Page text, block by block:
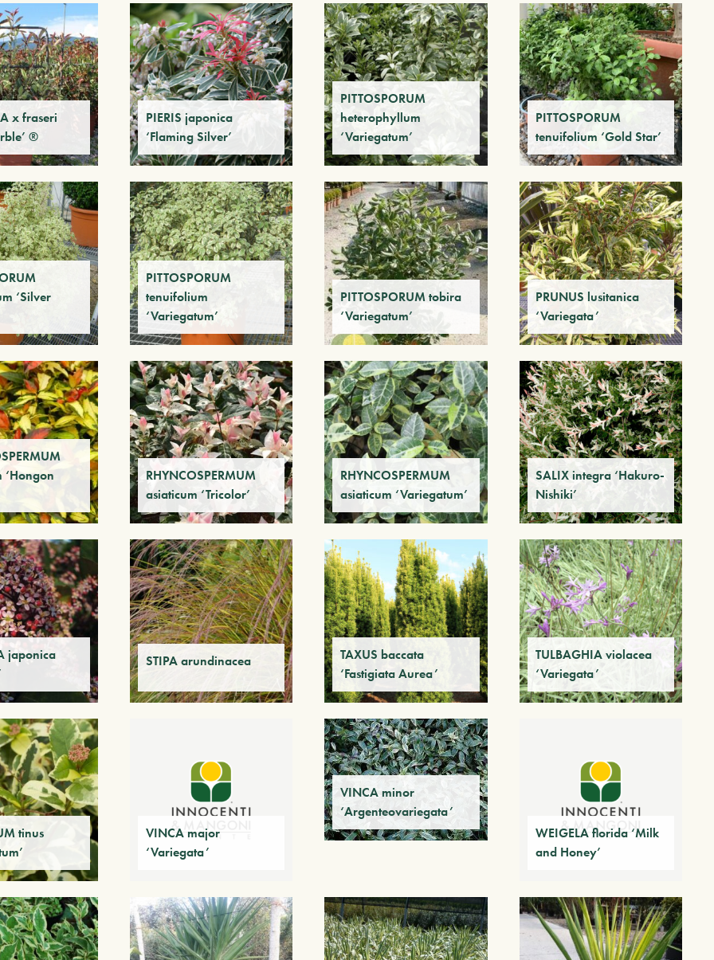
x fraseri
®
PIERIS japonica
‘Flaming Silver’
PITTOSPORUM
heterophyllum
‘Variegatum’
PITTOSPORUM
tenuifolium ‘Gold Star’
‘Silver
PITTOSPORUM
tenuifolium
‘Variegatum’
PITTOSPORUM tobira
‘Variegatum’
PRUNUS lusitanica
‘Variegata’
‘Hongon
RHYNCOSPERMUM
asiaticum ‘Tricolor’
RHYNCOSPERMUM
asiaticum ‘Variegatum’
SALIX integra ‘Hakuro-
Nishiki’
japonica
STIPA arundinacea
TAXUS baccata
‘Fastigiata Aurea’
TULBAGHIA violacea
‘Variegata’
tinus
VINCA major
‘Variegata’
VINCA minor
‘Argenteovariegata’
WEIGELA florida ‘Milk
and Honey’